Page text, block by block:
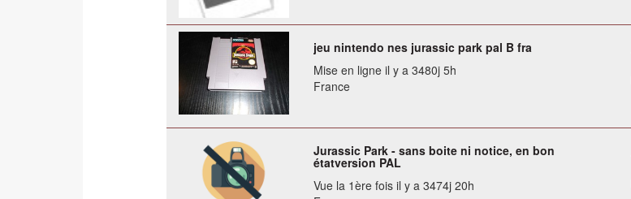
jeu nintendo nes jurassic park pal B fra
Mise en ligne il y a 3480j 5h
France
Jurassic Park - sans boite ni notice, en bon
étatversion PAL
Vue la 1ère fois il y a 3474j 20h